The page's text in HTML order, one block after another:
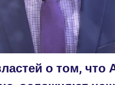
о том, что